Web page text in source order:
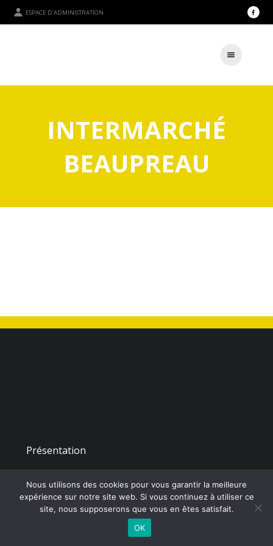
ESPACE D'ADMINISTRATION
INTERMARCHÉ
BEAUPREAU
Présentation
2026 - Union Sportive le Pin la Poitevinière | Site internet réalisé
par
CONTACTEZ-NOUS | MENTIONS LÉGALES
Nous utilisons des cookies pour vous garantir la meilleure
expérience sur notre site web. Si vous continuez à utiliser ce
site, nous supposerons que vous en êtes satisfait.
OK